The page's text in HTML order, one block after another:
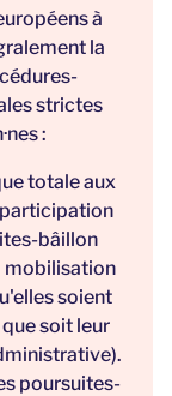
à
la
strictes
:
totale aux
participation
bâillon
mobilisation
soient
soit leur
poursuites-